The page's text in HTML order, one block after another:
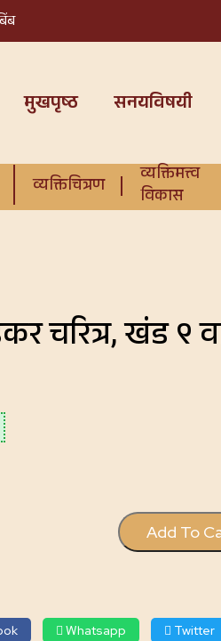
मुखपृष्ठ सनयविषयी
व्यक्तिचित्रण
व्यक्तिमत्त्व
विकास
चरित्र, खंड ९
Add To
Whatsapp Twitter